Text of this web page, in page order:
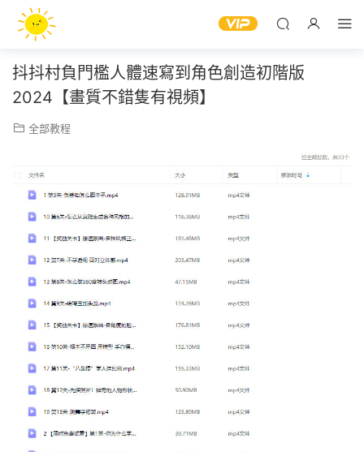
抖抖村負門檻人體速寫到角色創造初階版
2024【畫質不錯隻有視頻】
全部教程